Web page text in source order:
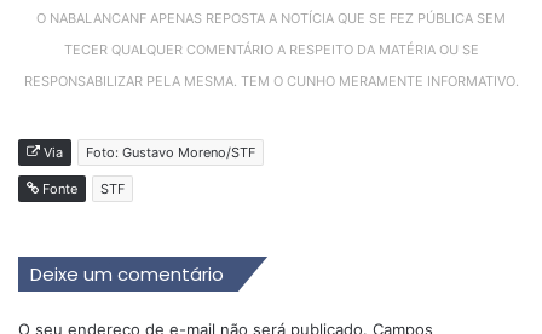
O NABALANCANF APENAS REPOSTA A NOTÍCIA QUE SE FEZ PÚBLICA SEM
TECER QUALQUER COMENTÁRIO A RESPEITO DA MATÉRIA OU SE
RESPONSABILIZAR PELA MESMA. TEM O CUNHO MERAMENTE INFORMATIVO.
Via Foto: Gustavo Moreno/STF
Fonte STF
Deixe um comentário
O seu endereço de e-mail não será publicado. Campos